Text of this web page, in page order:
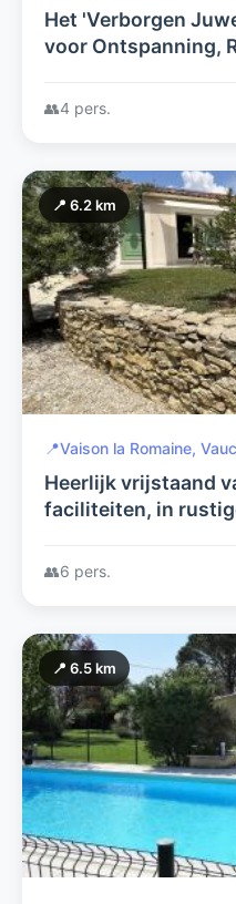
Het 'Verborgen
voor Ontspanning,
👥4 pers.
📍 6.2 km
📍Vaison la Romaine,
Heerlijk vrijstaand
faciliteiten, in
nabij de Mont
👥6 pers.
📍 6.5 km